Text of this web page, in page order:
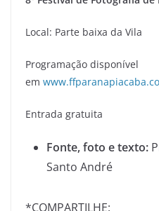
Local: Parte baixa da Vila
Programação disponível
em
Entrada gratuita
Fonte, foto e texto:
Santo André
*COMPARTILHE: